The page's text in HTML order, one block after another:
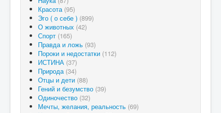
Красота (95)
Эго ( о себе ) (899)
О животных (42)
Спорт (165)
Правда и ложь (93)
Пороки и недостатки (112)
ИСТИНА (37)
Природа (34)
Отцы и дети (88)
Гений и безумство (39)
Одиночество (32)
Мечты, желания, реальность (69)